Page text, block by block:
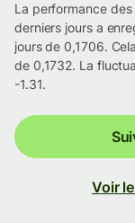
La performance
derniers jours a
jours de 0,1706.
de 0,1732. La
-1.31.
Voir